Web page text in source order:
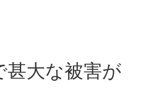
大な被害が